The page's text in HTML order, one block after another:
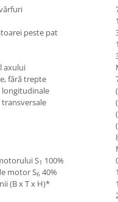
peste pat
axului
fără trepte
longitudinale
S1 100%
motor S6 40%
(B x T x H)*